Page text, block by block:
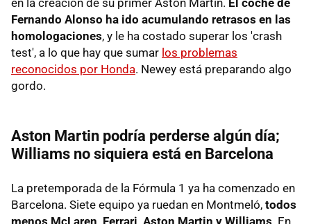
en la creación de su primer Aston Martin. El coche de
Fernando Alonso ha ido acumulando retrasos en las
homologaciones, y le ha costado superar los 'crash
test', a lo que hay que sumar los problemas
reconocidos por Honda. Newey está preparando algo
gordo.
Aston Martin podría perderse algún día;
Williams no siquiera está en Barcelona
La pretemporada de la Fórmula 1 ya ha comenzado en
Barcelona. Siete equipo ya ruedan en Montmeló, todos